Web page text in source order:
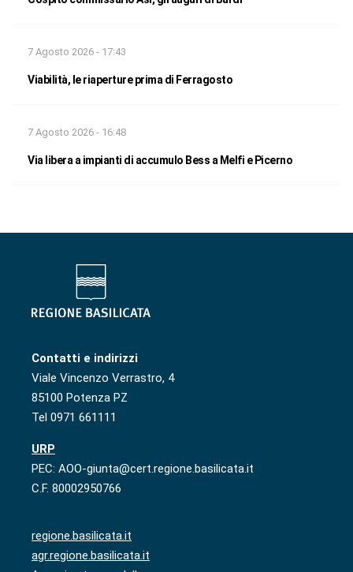
7 Agosto 2026 - 17:43
Viabilità, le riaperture prima di Ferragosto
7 Agosto 2026 - 16:48
Via libera a impianti di accumulo Bess a Melfi e Picerno
Contatti e indirizzi
Viale Vincenzo Verrastro, 4
85100 Potenza PZ
Tel 0971 661111
URP
PEC: AOO-giunta@cert.regione.basilicata.it
C.F. 80002950766
regione.basilicata.it
agr.regione.basilicata.it